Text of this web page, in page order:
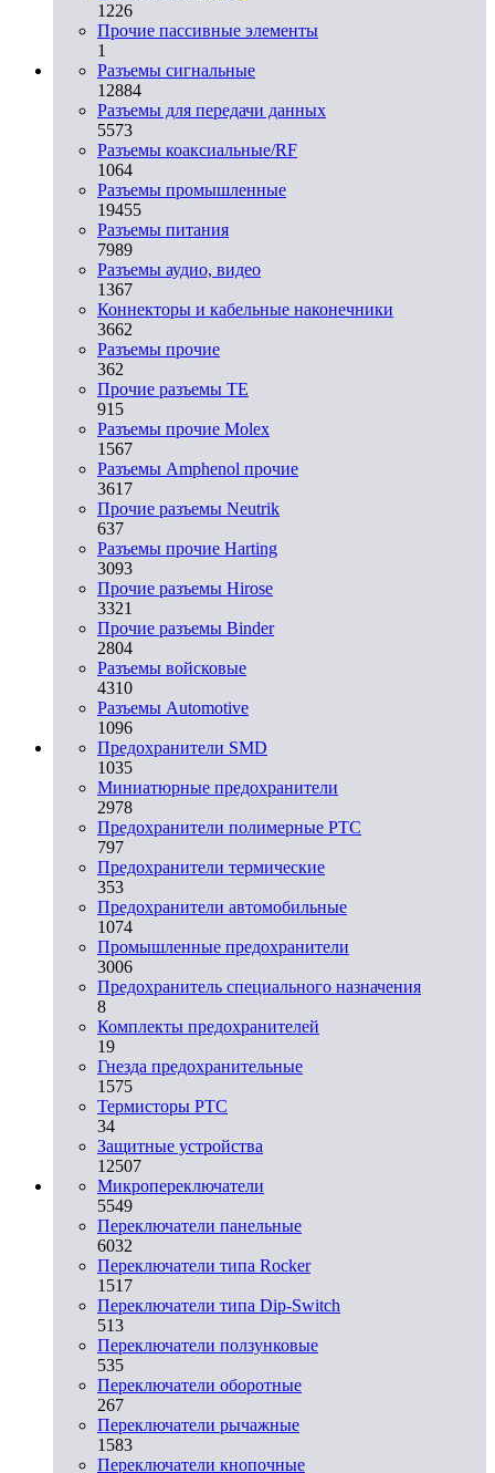
1226
Прочие пассивные элементы
1
Разъeмы сигнальные
12884
Разъeмы для передачи данных
5573
Разъeмы коаксиальные/RF
1064
Разъeмы промышленные
19455
Разъeмы питания
7989
Разъeмы аудио, видео
1367
Коннекторы и кабельные наконечники
3662
Разъeмы прочие
362
Прочие разъемы TE
915
Разъемы прочие Molex
1567
Разъемы Amphenol прочие
3617
Прочие разъемы Neutrik
637
Разъемы прочие Harting
3093
Прочие разъемы Hirose
3321
Прочие разъемы Binder
2804
Разъемы войсковые
4310
Разъeмы Automotive
1096
Предохранители SMD
1035
Миниатюрные предохранители
2978
Предохранители полимерные PTC
797
Предохранители термические
353
Предохранители автомобильные
1074
Промышленные предохранители
3006
Предохранитель специального назначения
8
Комплекты предохранителей
19
Гнезда предохранительные
1575
Термисторы PTC
34
Защитные устройства
12507
Микропереключатели
5549
Переключатели панельные
6032
Переключатели типа Rocker
1517
Переключатели типа Dip-Switch
513
Переключатели ползунковые
535
Переключатели оборотные
267
Переключатели рычажные
1583
Переключатели кнопочные